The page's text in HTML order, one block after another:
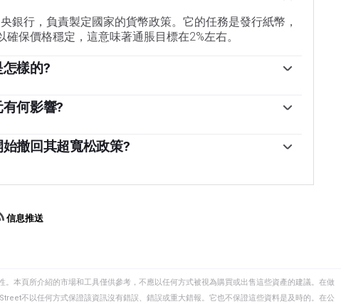
銀行，負責製定國家的貨幣政策。它的任務是發行紙幣，
保價格穩定，這意味著通脹目標在2%左右。
樣的?
政策是基於量化和定性寬松政策(QQE)，即印刷鈔票購買政
超寬松的貨幣政策立場。
何影響?
其他主要央行之間的政策分歧越來越大，後者選擇大幅加
撤回其超寬松政策?
通脹的一個關鍵因素——也促成了這一舉措。
信息推送
。本頁所介紹的市場和工具僅供參考，不應以任何方式被視為購買或出售這些資產的建議。在做
不以任何方式保證該資訊沒有錯誤、錯誤或重大錯報。它也不保證這些資料是及時的。在公